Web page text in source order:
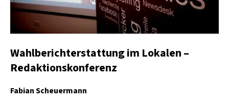
Wahlberichterstattung im Lokalen –
Redaktionskonferenz
Fabian Scheuermann